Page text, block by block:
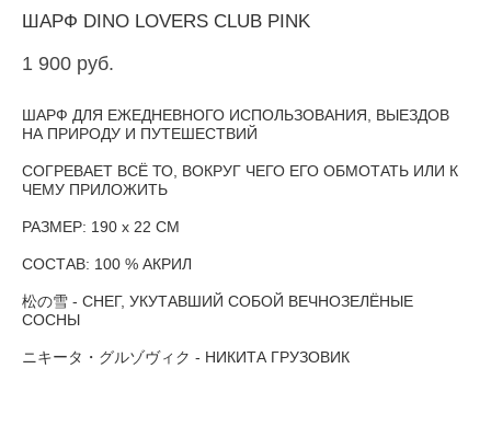
ШАРФ DINO LOVERS CLUB PINK
1 900 pуб.
ШАРФ ДЛЯ ЕЖЕДНЕВНОГО ИСПОЛЬЗОВАНИЯ, ВЫЕЗДОВ
НА ПРИРОДУ И ПУТЕШЕСТВИЙ
СОГРЕВАЕТ ВСЁ ТО, ВОКРУГ ЧЕГО ЕГО ОБМОТАТЬ ИЛИ К
ЧЕМУ ПРИЛОЖИТЬ
РАЗМЕР: 190 х 22 СМ
СОСТАВ: 100 % АКРИЛ
松の雪 - СНЕГ, УКУТАВШИЙ СОБОЙ ВЕЧНОЗЕЛЁНЫЕ
СОСНЫ
ニキータ・グルゾヴィク - НИКИТА ГРУЗОВИК